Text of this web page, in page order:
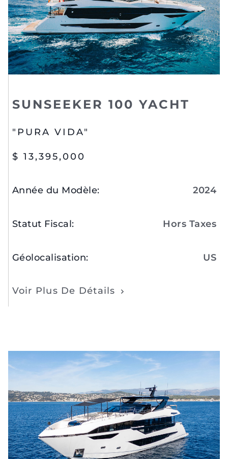
SUNSEEKER 100 YACHT
"PURA VIDA"
$ 13,395,000
Année du Modèle: 2024
Statut Fiscal: Hors Taxes
Géolocalisation: US
Voir Plus De Détails